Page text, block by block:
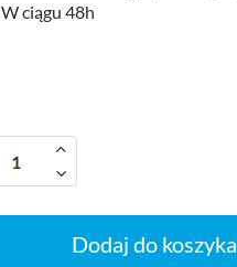
W ciągu 48h
Dodaj do koszyka